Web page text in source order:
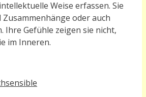
Weise erfassen. Sie
oder auch
Ihre Gefühle zeigen sie nicht,
im Inneren.